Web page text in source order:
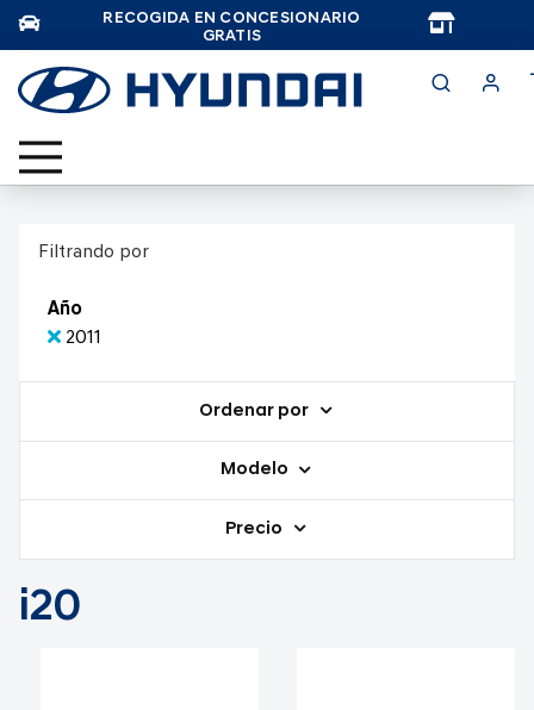
RECOGIDA EN CONCESIONARIO
GRATIS
Filtrando por
Año
2011
Ordenar por
Modelo
Precio
i20